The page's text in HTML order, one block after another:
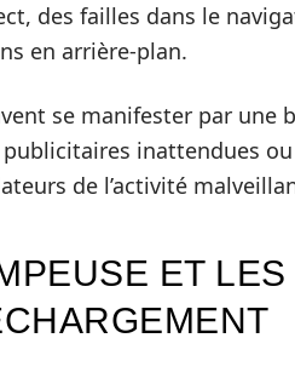
des failles dans le
en arrière-plan.
se manifester par une
publicitaires inattendues
de l’activité
ET LES